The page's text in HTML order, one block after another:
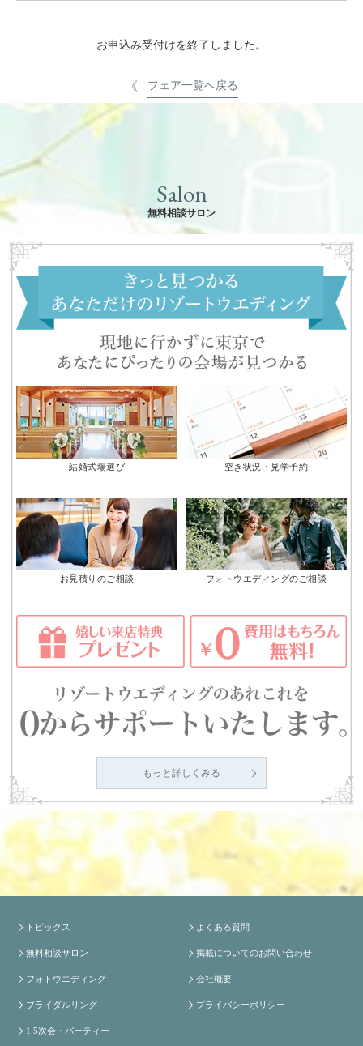
お申込み受付けを終了しました。
フェア一覧へ戻る
Salon
無料相談サロン
結婚式場選び 空き状況・見学予約
お見積りのご相談 フォトウエディングのご相談
もっと詳しくみる
トピックス
無料相談サロン
フォトウエディング
ブライダルリング
1.5次会・パーティー
よくある質問
掲載についてのお問い合わせ
会社概要
プライバシーポリシー